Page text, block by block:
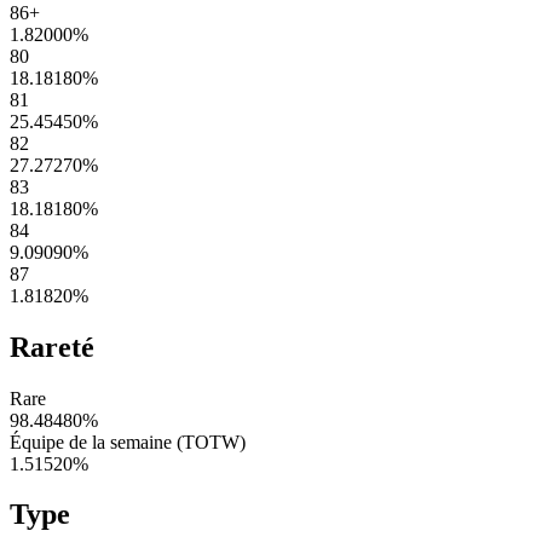
86+
1.82000%
80
18.18180%
81
25.45450%
82
27.27270%
83
18.18180%
84
9.09090%
87
1.81820%
Rareté
Rare
98.48480%
Équipe de la semaine (TOTW)
1.51520%
Type